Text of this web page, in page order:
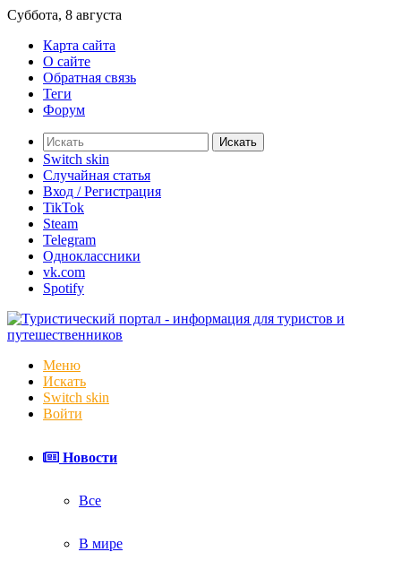
Суббота, 8 августа
Карта сайта
О сайте
Обратная связь
Теги
Форум
Искать
Switch skin
Случайная статья
Вход / Регистрация
TikTok
Steam
Telegram
Одноклассники
vk.com
Spotify
Меню
Искать
Switch skin
Войти
Новости
Все
В мире